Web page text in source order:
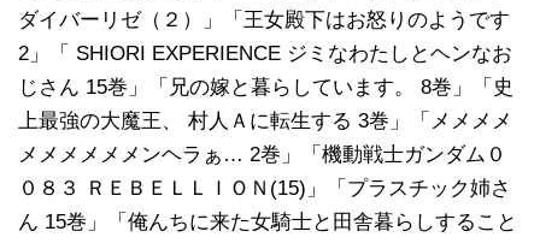
ダイバーリゼ（２）」「王女殿下はお怒りのようです
2」「 SHIORI EXPERIENCE ジミなわたしとヘンなお
じさん 15巻」「兄の嫁と暮らしています。 8巻」「史
上最強の大魔王、 村人Ａに転生する 3巻」「メメメメ
メメメメメメンヘラぁ… 2巻」「機動戦士ガンダム０
０８３ ＲＥＢＥＬＬＩＯＮ(15)」「プラスチック姉さ
ん 15巻」「俺んちに来た女騎士と田舎暮らしすること